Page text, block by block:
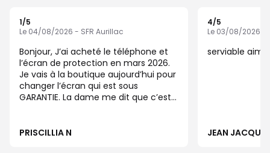
1/5
Le 04/08/2026 - SFR Aurillac
Bonjour, J’ai acheté le téléphone et
l’écran de protection en mars 2026.
Je vais à la boutique aujourd’hui pour
changer l’écran qui est sous
GARANTIE. La dame me dit que c’est
fois.
PRISCILLIA N
4/5
Le 03/08/2026 -
serviable
JEAN